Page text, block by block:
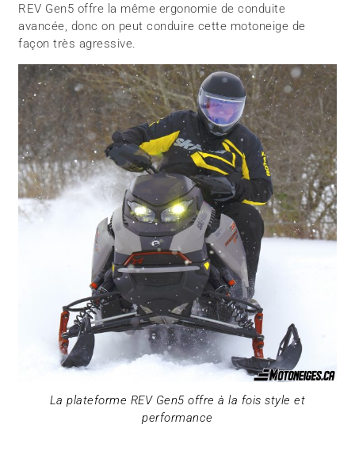
REV Gen5 offre la même ergonomie de conduite
avancée, donc on peut conduire cette motoneige de
façon très agressive.
La plateforme REV Gen5 offre à la fois style et
performance